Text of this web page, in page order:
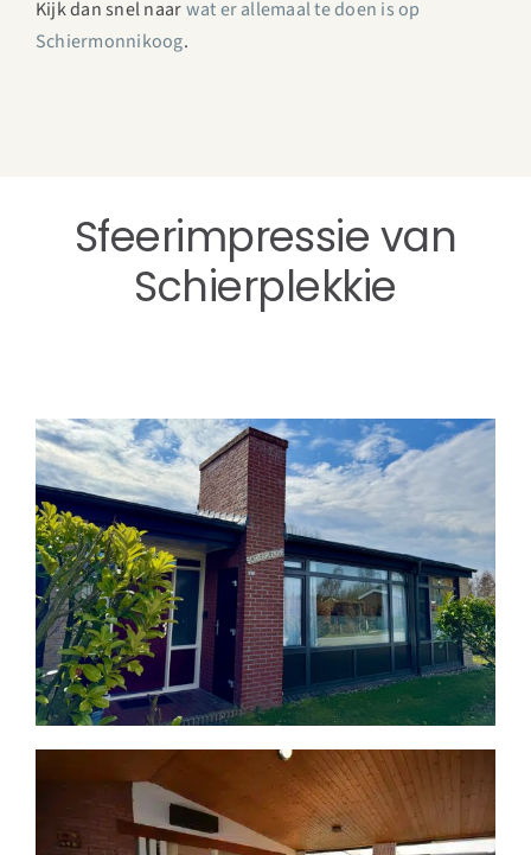
Kijk dan snel naarwat er allemaal te doen is op
Schiermonnikoog.
Sfeerimpressie van
Schierplekkie